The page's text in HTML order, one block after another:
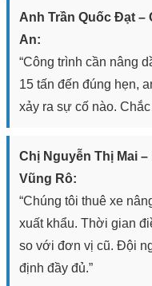
Anh Trần Quốc Đạt –
An:
“Công trình cần nâng
15 tấn đến đúng hẹn,
xảy ra sự cố nào.
Chị Nguyễn Thị Mai
Vũng Rô:
“Chúng tôi thuê xe
xuất khẩu. Thời gian
so với đơn vị cũ. Đội
định đầy đủ.”